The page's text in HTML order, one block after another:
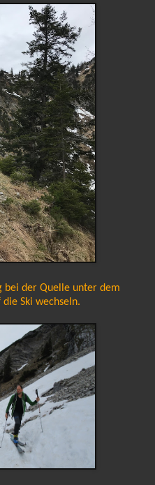
bei der Quelle unter dem
Ski wechseln.